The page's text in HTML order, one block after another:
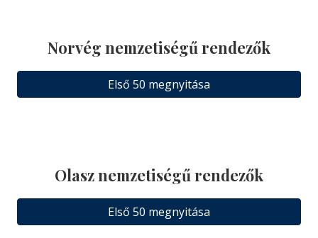
Norvég nemzetiségű rendezők
Első 50 megnyitása
Olasz nemzetiségű rendezők
Első 50 megnyitása